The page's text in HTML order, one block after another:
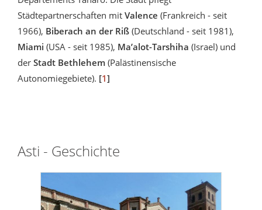
Städtepartnerschaften mit Valence (Frankreich - seit
1966), Biberach an der Riß (Deutschland - seit 1981),
Miami (USA - seit 1985), Ma’alot-Tarshiha (Israel) und
der Stadt Bethlehem (Palästinensische
Autonomiegebiete). [1]
Asti - Geschichte